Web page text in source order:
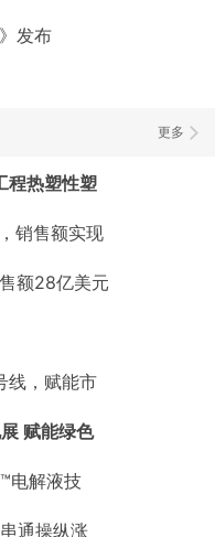
发布
更多
程热塑性塑
销售额实现
额28亿美元
线，赋能市
赋能绿色
电解液技
通操纵涨